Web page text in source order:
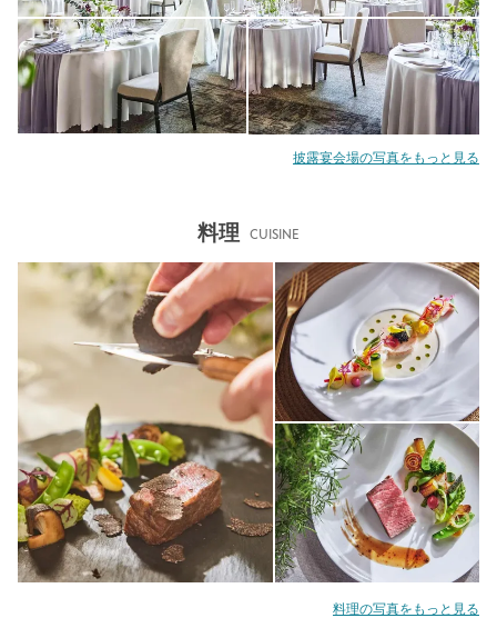
披露宴会場の写真をもっと見る
料理 CUISINE
料理の写真をもっと見る